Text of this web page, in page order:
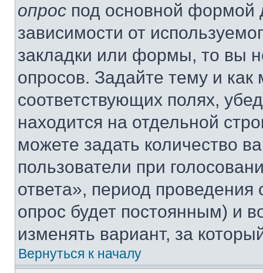
опрос под основной формой
зависимости от
закладки или формы, то вы
опросов. Задайте тему и
соответствующих полях,
находится на отдельной
можете задать количество
пользователи при
ответа», период проведения
опрос будет постоянным) и
изменять вариант, за
Вернуться к началу